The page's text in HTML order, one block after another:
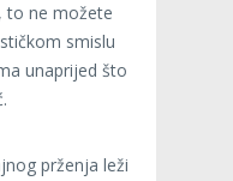
to ne možete
smislu
unaprijed što
prženja leži